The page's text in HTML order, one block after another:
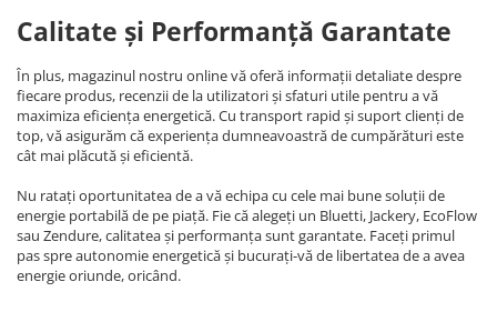
Calitate și Performanță Garantate
În plus, magazinul nostru online vă oferă informații detaliate despre
fiecare produs, recenzii de la utilizatori și sfaturi utile pentru a vă
maximiza eficiența energetică. Cu transport rapid și suport clienți de
top, vă asigurăm că experiența dumneavoastră de cumpărături este
cât mai plăcută și eficientă.
Nu ratați oportunitatea de a vă echipa cu cele mai bune soluții de
energie portabilă de pe piață. Fie că alegeți un Bluetti, Jackery, EcoFlow
sau Zendure, calitatea și performanța sunt garantate. Faceți primul
pas spre autonomie energetică și bucurați-vă de libertatea de a avea
energie oriunde, oricând.